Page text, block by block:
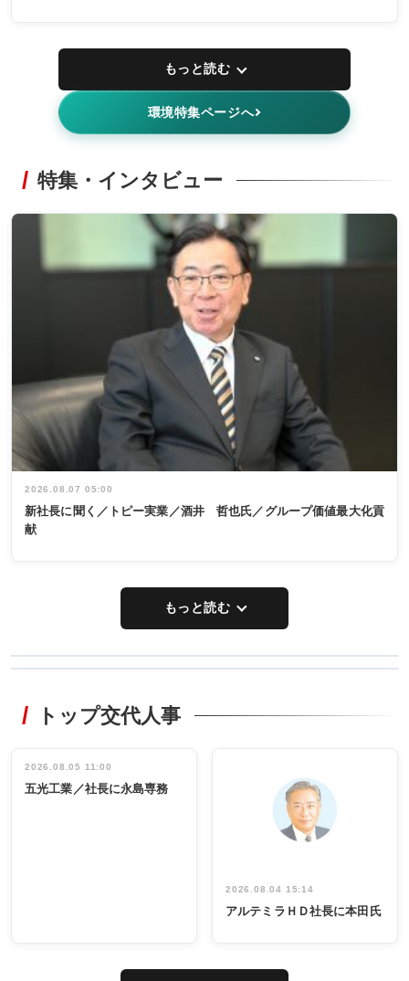
もっと読む
環境特集ページへ
特集・インタビュー
2026.08.07 05:00
新社長に聞く／トピー実業／酒井 哲也氏／グループ価値最大化貢
献
もっと読む
非鉄業界で
インタビュ
ー／社内ア
タックトレー
祝う 業界関
係者ら220人
出席
トップ交代人事
2026.08.05 11:00
五光工業／社長に永島専務
2026.08.04 15:14
アルテミラＨＤ社長に本田氏